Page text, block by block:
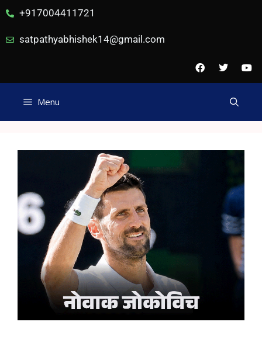
+917004411721
satpathyabhishek14@gmail.com
Menu